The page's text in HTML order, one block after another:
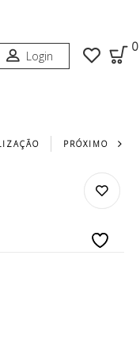
Login
0
do
PRÓXIMO